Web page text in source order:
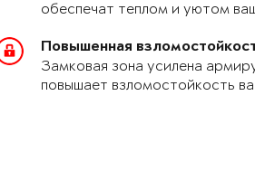
обеспечат теплом и уютом
Повышенная
Замковая зона усилена
повышает взломостойкость